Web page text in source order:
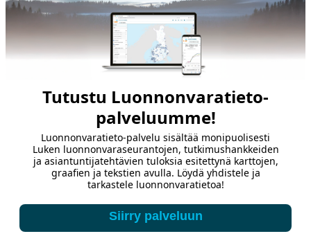
‌Tutustu Luonnonvaratieto-
palveluumme!
Luonnonvaratieto-palvelu sisältää monipuolisesti
Luken luonnonvaraseurantojen, tutkimushankkeiden
ja asiantuntijatehtävien tuloksia esitettynä karttojen,
graafien ja tekstien avulla. Löydä yhdistele ja
tarkastele luonnonvaratietoa!
Siirry palveluun